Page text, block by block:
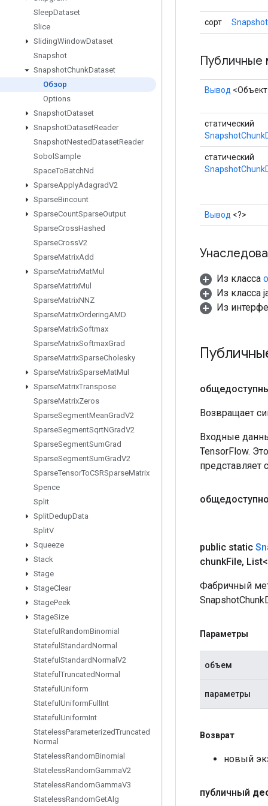
SleepDataset
Slice
SlidingWindowDataset
Snapshot
SnapshotChunkDataset
Обзор
Options
SnapshotDataset
SnapshotDatasetReader
SnapshotNestedDatasetReader
Sobol Sample
SpaceToBatchNd
SparseApplyAdagradV2
SparseBincount
SparseCountSparseOutput
SparseCrossHashed
SparseCrossV2
SparseMatrixAdd
SparseMatrixMatMul
SparseMatrixMul
SparseMatrixNNZ
SparseMatrixOrderingAMD
SparseMatrixSoftmax
SparseMatrixSoftmaxGrad
SparseMatrixSparseCholesky
SparseMatrixSparseMatMul
SparseMatrixTranspose
SparseMatrixZeros
SparseSegmentMeanGradV2
SparseSegmentSqrtNGradV2
SparseSegmentSumGrad
SparseSegmentSumGradV2
SparseTensorToCSRSparseMatrix
Spence
Split
SplitDedupData
SplitV
Squeeze
Stack
Stage
StageClear
StagePeek
StageSize
Stateful RandomBinomial
Stateful StandardNormal
Stateful StandardNormal V2
Stateful TruncatedNormal
Stateful Uniform
Stateful UniformFull Int
Stateful UniformInt
StatelessParameterizedTruncated
Normal
StatelessRandomBinomial
StatelessRandomGammaV2
StatelessRandomGammaV3
StatelessRandomGetAlg
сорт
Публичные
Вывод
статический
статический
Вывод <?>
Из класса
Из класса
Из
Возвращает
Входные
TensorFlow.
представляет
public static
chunkFile,
Фабричный
Параметры
объем
параметры
Возврат
новый
публичный